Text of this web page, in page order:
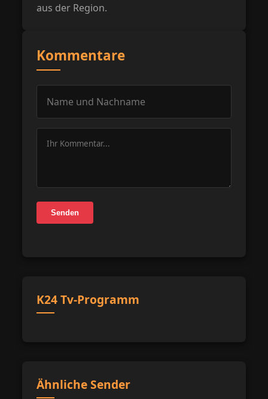
aus der Region.
Kommentare
Senden
K24 Tv-Programm
Ähnliche Sender